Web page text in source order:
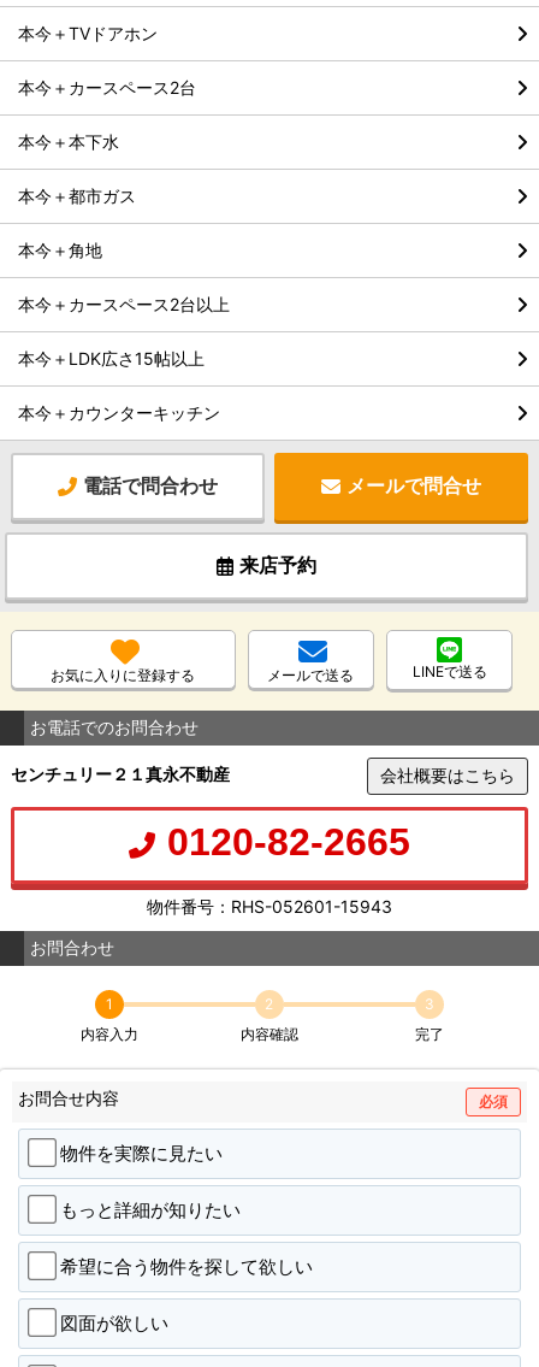
本今＋TVドアホン
本今＋カースペース2台
本今＋本下水
本今＋都市ガス
本今＋角地
本今＋カースペース2台以上
本今＋LDK広さ15帖以上
本今＋カウンターキッチン
電話で問合わせ メールで問合せ
来店予約
お気に入りに登録する メールで送る LINEで送る
お電話でのお問合わせ
センチュリー２１真永不動産 会社概要はこちら
0120-82-2665
物件番号：RHS-052601-15943
お問合わせ
1
内容入力
2
内容確認
3
完了
お問合せ内容 必須
物件を実際に見たい
もっと詳細が知りたい
希望に合う物件を探して欲しい
図面が欲しい